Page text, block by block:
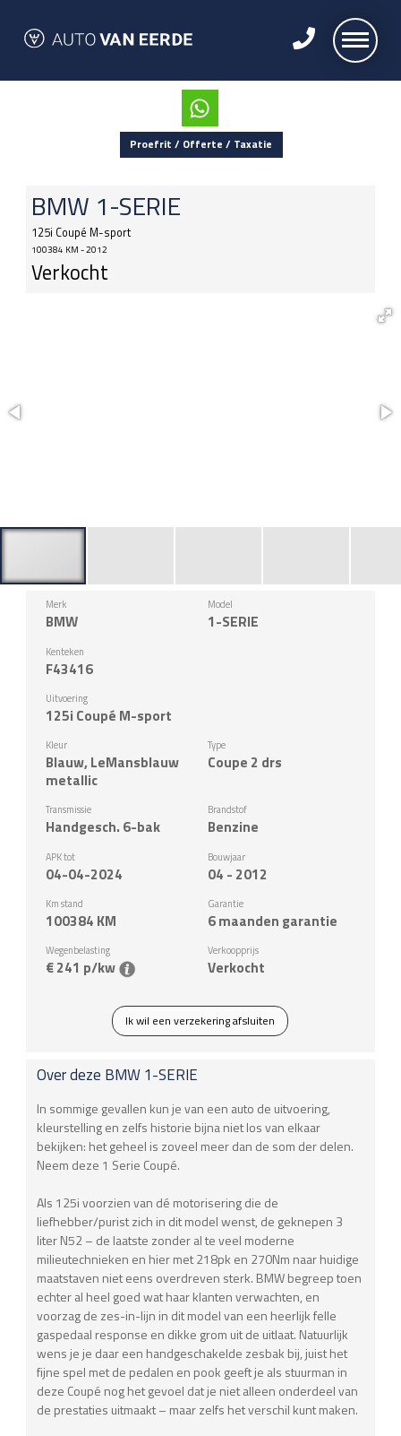
Proefrit / Offerte / Taxatie
BMW 1-SERIE
125i Coupé M-sport
100384 KM - 2012
Verkocht
Merk
BMW
Model
1-SERIE
Kenteken
F43416
Uitvoering
125i Coupé M-sport
Kleur
Blauw, LeMansblauw
metallic
Type
Coupe 2 drs
Transmissie
Handgesch. 6-bak
Brandstof
Benzine
APK tot
04-04-2024
Bouwjaar
04 - 2012
Km stand
100384 KM
Garantie
6 maanden garantie
Wegenbelasting
€ 241 p/kw
Verkoopprijs
Verkocht
Ik wil een verzekering afsluiten
Over deze BMW1-SERIE
In sommige gevallen kun je van een auto de uitvoering,
kleurstelling en zelfs historie bijna niet los van elkaar
bekijken: het geheel is zoveel meer dan de som der delen.
Neem deze 1 Serie Coupé.
Als 125i voorzien van dé motorisering die de
liefhebber/purist zich in dit model wenst, de geknepen 3
liter N52 – de laatste zonder al te veel moderne
milieutechnieken en hier met 218pk en 270Nm naar huidige
maatstaven niet eens overdreven sterk. BMW begreep toen
echter al heel goed wat haar klanten verwachten, en
voorzag de zes-in-lijn in dit model van een heerlijk felle
gaspedaal response en dikke grom uit de uitlaat. Natuurlijk
wens je je daar een handgeschakelde zesbak bij, juist het
fijne spel met de pedalen en pook geeft je als stuurman in
deze Coupé nog het gevoel dat je niet alleen onderdeel van
de prestaties uitmaakt – maar zelfs het verschil kunt maken.